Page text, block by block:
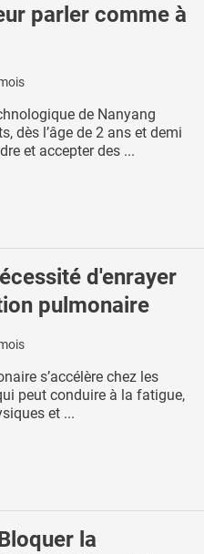
parler comme à
de Nanyang
dès l’âge de 2 ans et demi
et accepter des ...
d'enrayer
pulmonaire
s’accélère chez les
peut conduire à la fatigue,
et ...
la